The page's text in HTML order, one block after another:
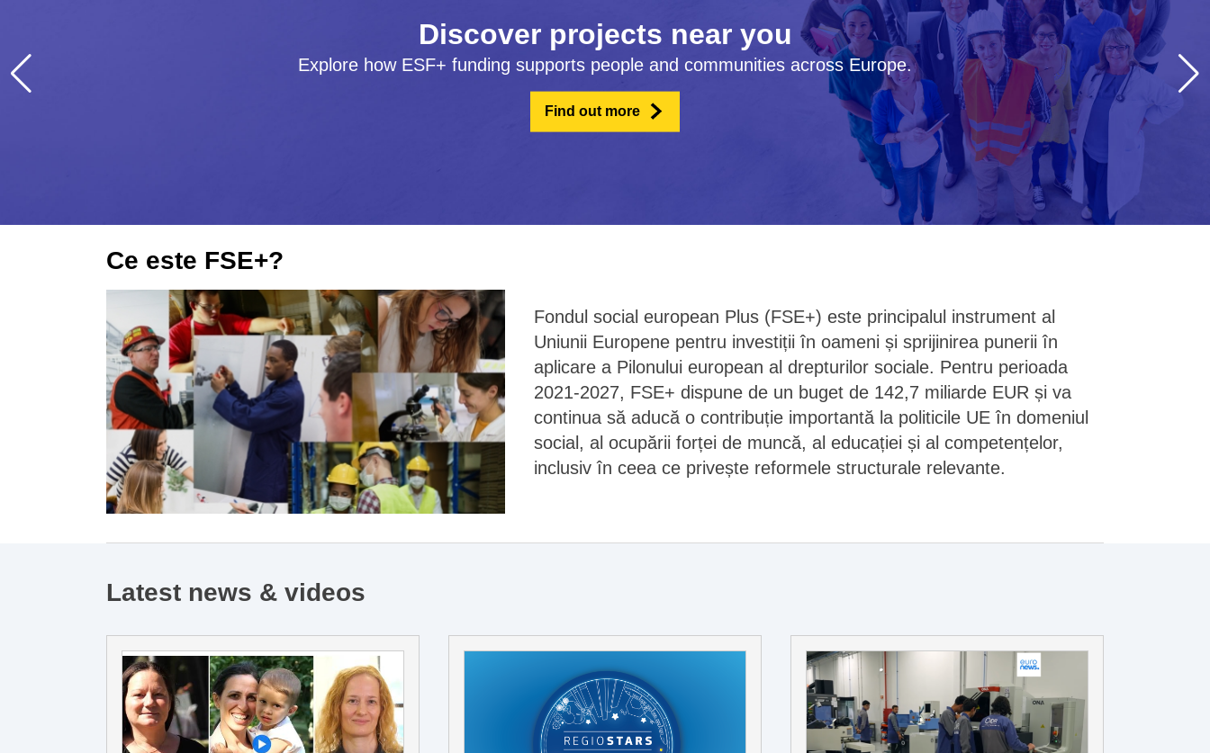
Discover projects near you
Explore how ESF+ funding supports people and communities across Europe.
Find out more
Ce este FSE+?
Fondul social european Plus (FSE+) este principalul instrument al
Uniunii Europene pentru investiții în oameni și sprijinirea punerii în
aplicare a Pilonului european al drepturilor sociale. Pentru perioada
2021-2027, FSE+ dispune de un buget de 142,7 miliarde EUR și va
continua să aducă o contribuție importantă la politicile UE în domeniul
social, al ocupării forței de muncă, al educației și al competențelor,
inclusiv în ceea ce privește reformele structurale relevante.
Latest news & videos